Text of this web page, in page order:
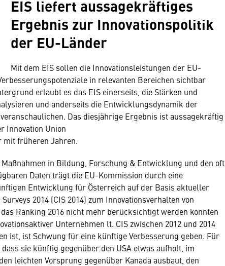
EIS liefert aussagekräftiges
Ergebnis zur Innovationspolitik
der EU-Länder
Mit dem EIS sollen die Innovationsleistungen der EU-
in relevanten Bereichen sichtbar
erlaubt es das EIS einerseits, die Stärken und
und anderseits die Entwicklungsdynamik der
Das diesjährige Ergebnis ist aussagekräftig
Innovation Union
mit früheren Jahren.
in Bildung, Forschung & Entwicklung und den oft
Daten trägt die EU-Kommission durch eine
Entwicklung für Österreich auf der Basis aktueller
2014 (CIS 2014) zum Innovationsverhalten von
Ranking 2016 nicht mehr berücksichtigt werden konnten
Unternehmen lt. CIS zwischen 2012 und 2014
ist, ist Schwung für eine künftige Verbesserung geben. Für
sie künftig gegenüber den USA etwas aufholt, im
leichten Vorsprung gegenüber Kanada ausbaut, den